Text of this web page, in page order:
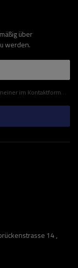
über
werden.
(EU) des Europäischen Parlaments und des Rates zu.
14 ,